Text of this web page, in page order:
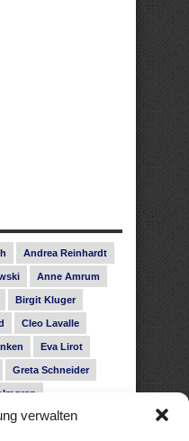
verwalten
Andrea Reinhardt
Anne Amrum
Birgit Kluger
Cleo Lavalle
Eva Lirot
Greta Schneider
Ivo Pala J. Vellguth